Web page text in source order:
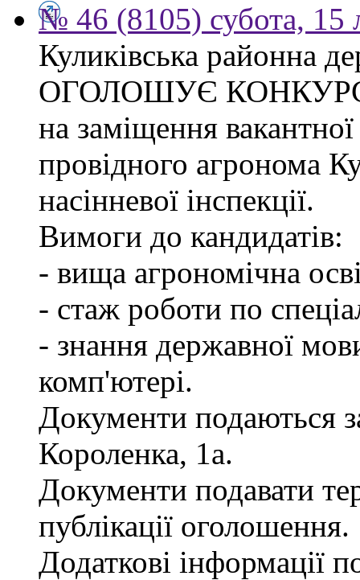
№ 46 (8105) субота, 15
Куликівська районна
ОГОЛОШУЄ
на заміщення
провідного агронома
насінневої інспекції.
Вимоги до кандидатів:
- вища агрономічна
- стаж роботи по
- знання державної
комп'ютері.
Документи подаються
Короленка, 1а.
Документи подавати
публікації оголошення.
Додаткові інформації